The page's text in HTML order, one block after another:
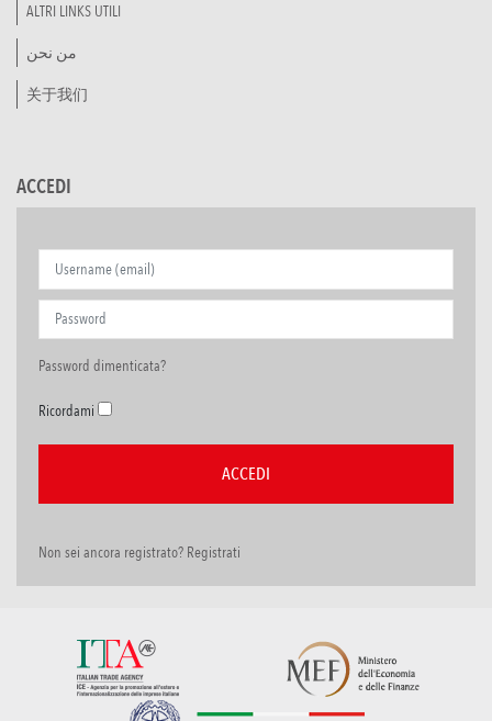
ALTRI LINKS UTILI
من نحن
关于我们
ACCEDI
Password dimenticata?
Ricordami
Non sei ancora registrato? Registrati